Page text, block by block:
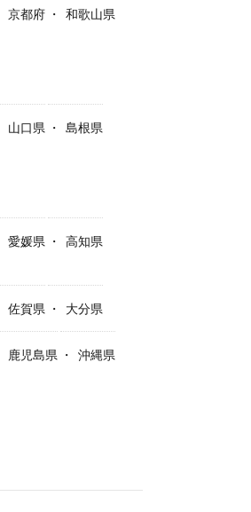
京都府 和歌山県
山口県 島根県
愛媛県
高知県
佐賀県 大分県
鹿児島県
沖縄県